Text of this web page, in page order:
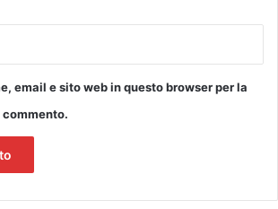
email e sito web in questo browser per la